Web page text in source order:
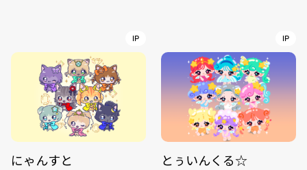
IP
にゃんすと
IP
とぅいんくる☆